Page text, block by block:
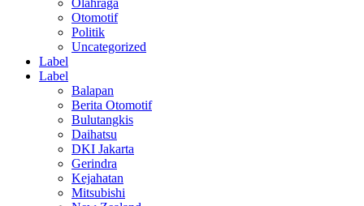
Otomotif
Politik
Uncategorized
Label
Label
Balapan
Berita Otomotif
Bulutangkis
Daihatsu
DKI Jakarta
Gerindra
Kejahatan
Mitsubishi